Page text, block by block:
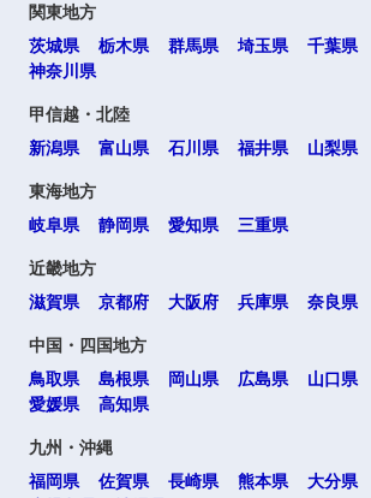
関東地方
茨城県
栃木県 群馬県 埼玉県 千葉県
神奈川県
甲信越・北陸
新潟県
富山県 石川県 福井県 山梨県
東海地方
岐阜県
静岡県 愛知県 三重県
近畿地方
滋賀県
京都府 大阪府 兵庫県 奈良県
中国・四国地方
鳥取県
島根県 岡山県 広島県 山口県
愛媛県
高知県
九州・沖縄
福岡県
佐賀県 長崎県 熊本県 大分県